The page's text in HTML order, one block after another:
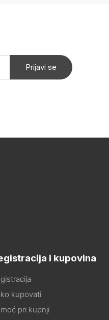
Prijavi se
i kupovina
kupovati
pri kupnji